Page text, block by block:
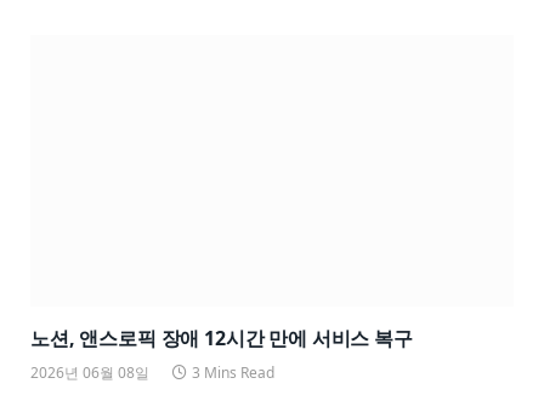
노션, 앤스로픽 장애 12시간 만에 서비스 복구
2026년 06월 08일 3 Mins Read